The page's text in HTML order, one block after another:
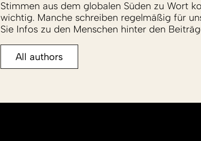
Stimmen aus dem globalen Süden zu Wort
wichtig. Manche schreiben regelmäßig für
Sie Infos zu den Menschen hinter den
All authors